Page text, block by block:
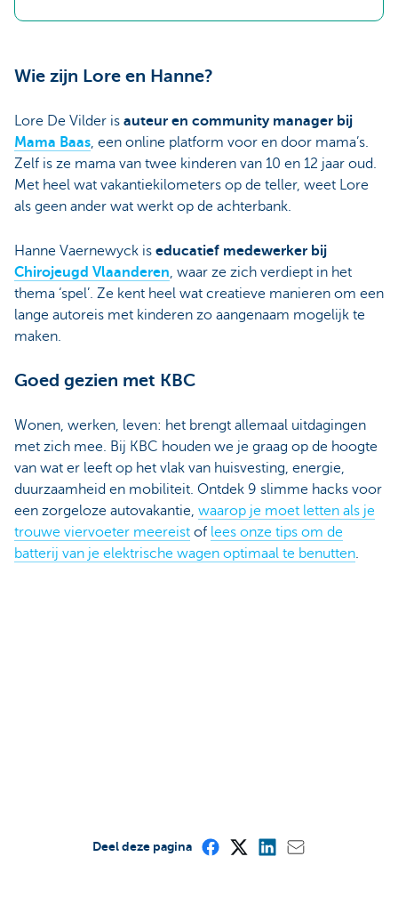
Wie zijn Lore en Hanne?
Lore De Vilder is auteur en community manager bij
Mama Baas , een online platform voor en door mama’s.
Zelf is ze mama van twee kinderen van 10 en 12 jaar oud.
Met heel wat vakantiekilometers op de teller, weet Lore
als geen ander wat werkt op de achterbank.
Hanne Vaernewyck is educatief medewerker bij
Chirojeugd Vlaanderen, waar ze zich verdiept in het
thema ‘spel’. Ze kent heel wat creatieve manieren om een
lange autoreis met kinderen zo aangenaam mogelijk te
maken.
Goed gezien met KBC
Wonen, werken, leven: het brengt allemaal uitdagingen
met zich mee. Bij KBC houden we je graag op de hoogte
van wat er leeft op het vlak van huisvesting, energie,
duurzaamheid en mobiliteit. Ontdek 9 slimme hacks voor
een zorgeloze autovakantie, waarop je moet letten als je
trouwe viervoeter meereist of lees onze tips om de
batterij van je elektrische wagen optimaal te benutten.
Deel deze pagina